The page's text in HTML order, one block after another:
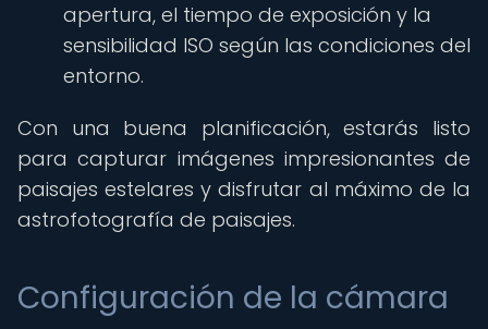
apertura, el tiempo de exposición y la
sensibilidad ISO según las condiciones del
entorno.
Con una buena planificación, estarás listo
para capturar imágenes impresionantes de
paisajes estelares y disfrutar al máximo de la
astrofotografía de paisajes.
Configuración de la cámara